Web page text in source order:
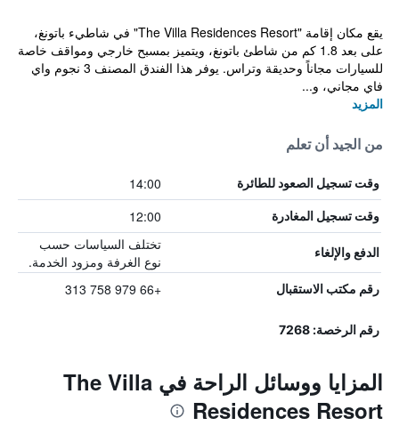
يقع مكان إقامة "The Villa Residences Resort" في شاطيء باتونغ،
على بعد 1.8 كم من شاطئ باتونغ، ويتميز بمسبح خارجي ومواقف خاصة
للسيارات مجاناً وحديقة وتراس. يوفر هذا الفندق المصنف 3 نجوم واي
فاي مجاني، و...
المزيد
من الجيد أن تعلم
وقت تسجيل الصعود للطائرة 14:00
وقت تسجيل المغادرة 12:00
الدفع والإلغاء
تختلف السياسات حسب
نوع الغرفة ومزود الخدمة.
رقم مكتب الاستقبال +66 979 758 313
رقم الرخصة: 7268
المزايا ووسائل الراحة في The Villa
Residences Resort